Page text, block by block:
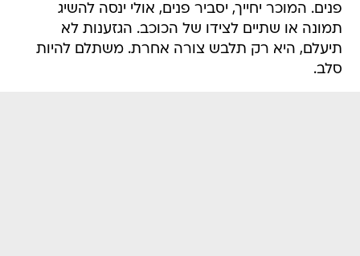
פנים. המוכר יחייך, יסביר פנים, אולי ינסה להשיג
תמונה או שתיים לצידו של הכוכב. הגזענות לא
תיעלם, היא רק תלבש צורה אחרת. משתלם להיות
סלב.